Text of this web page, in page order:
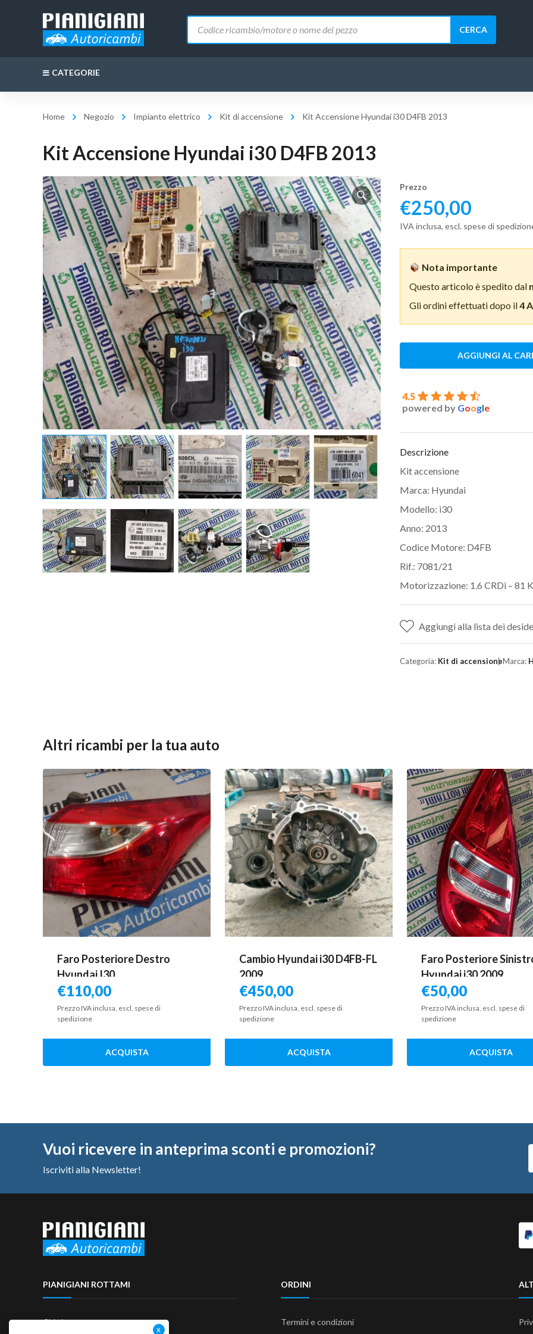
prodotti
CERCA
CATEGORIE
Home Negozio Impianto elettrico Kit di accensione Kit Accensione Hyundai i30 D4FB 2013
Kit Accensione Hyundai i30 D4FB 2013
Prezzo
€250,00
IVA inclusa, escl. spese di
Nota importante
Questo articolo è spedito dal
Gli ordini effettuati dopo il4
AGGIUNGI AL
4.5
powered by Google
Descrizione
Kit accensione
Marca: Hyundai
Modello: i30
Anno: 2013
Codice Motore: D4FB
Rif.: 7081/21
Motorizzazione: 1.6 CRDi – 81
Aggiungi alla lista dei
Categoria: Kit di accensioneMarca:
Altri ricambi per la tua auto
Faro Posteriore Destro
Hyundai I30
€110,00
Prezzo IVA inclusa, escl. spese di
spedizione
ACQUISTA
Cambio Hyundai i30 D4FB-FL
2009
€450,00
Prezzo IVA inclusa, escl. spese di
spedizione
ACQUISTA
Faro Posteriore
Hyundai i30 2009
€50,00
Prezzo IVA inclusa, escl. spese di
spedizione
ACQUISTA
Vuoi ricevere in anteprima sconti e promozioni?
Iscriviti alla Newsletter!
PIANIGIANI ROTTAMI
Chi siamo
ORDINI
Termini e condizioni